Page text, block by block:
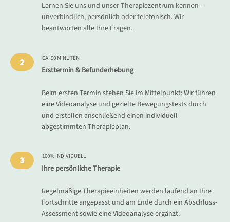
Lernen Sie uns und unser Therapiezentrum kennen –
unverbindlich, persönlich oder telefonisch. Wir
beantworten alle Ihre Fragen.
2 CA. 90 MINUTEN
Ersttermin & Befunderhebung
Beim ersten Termin stehen Sie im Mittelpunkt: Wir führen
eine Videoanalyse und gezielte Bewegungstests durch
und erstellen anschließend einen individuell
abgestimmten Therapieplan.
3 100% INDIVIDUELL
Ihre persönliche Therapie
Regelmäßige Therapieeinheiten werden laufend an Ihre
Fortschritte angepasst und am Ende durch ein Abschluss-
Assessment sowie eine Videoanalyse ergänzt.